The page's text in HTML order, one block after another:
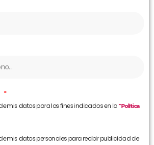
mis datos para los fines indicados en la“Política
mis datos personales para recibir publicidad de